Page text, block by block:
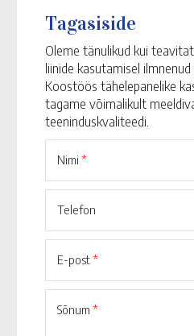
Tagasiside
Oleme tänulikud kui
liinide kasutamisel
Koostöös tähelepanelike
tagame võimalikult
teeninduskvaliteedi.
Nimi *
Telefon
E-post*
Sõnum *